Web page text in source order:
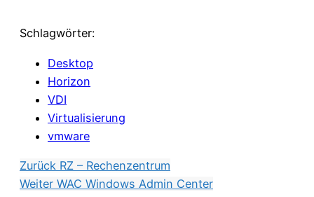
Schlagwörter:
Desktop
Horizon
VDI
Virtualisierung
vmware
Zurück RZ – Rechenzentrum
Weiter WAC Windows Admin Center